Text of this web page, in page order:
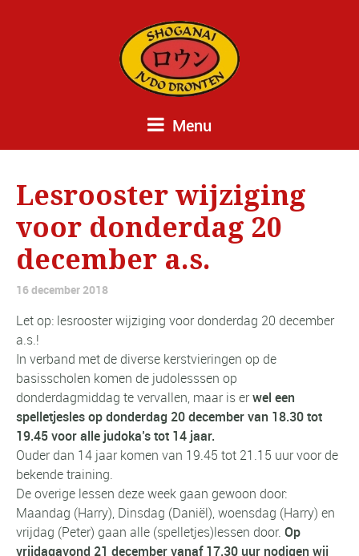
Menu
Lesrooster wijziging
voor donderdag 20
december a.s.
16 december 2018
Let op: lesrooster wijziging voor donderdag 20 december
a.s.!
In verband met de diverse kerstvieringen op de
basisscholen komen de judolesssen op
donderdagmiddag te vervallen, maar is erwel een
spelletjesles op donderdag 20 december van 18.30 tot
19.45 voor alle judoka’s tot 14 jaar.
Ouder dan 14 jaar komen van 19.45 tot 21.15 uur voor de
bekende training.
De overige lessen deze week gaan gewoon door:
Maandag (Harry), Dinsdag (Daniël), woensdag (Harry) en
vrijdag (Peter) gaan alle (spelletjes)lessen door. Op
vrijdagavond 21 december vanaf 17.30 uur nodigen wij